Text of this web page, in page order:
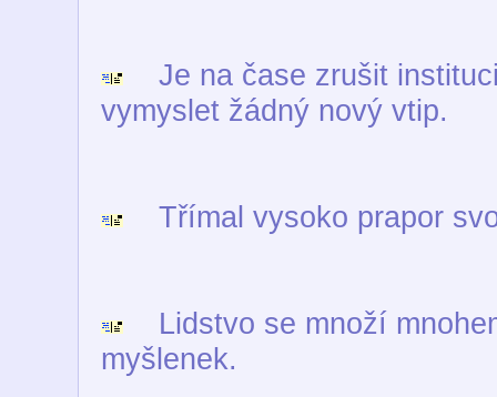
Je na čase zrušit instituci
vymyslet žádný nový vtip.
Třímal vysoko prapor
Lidstvo se množí
myšlenek.